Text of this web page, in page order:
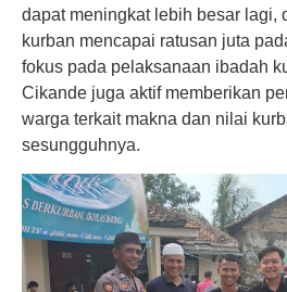
dapat meningkat lebih besar lagi,
kurban mencapai ratusan juta
fokus pada pelaksanaan ibadah
Cikande juga aktif memberikan
warga terkait makna dan nilai
sesungguhnya.